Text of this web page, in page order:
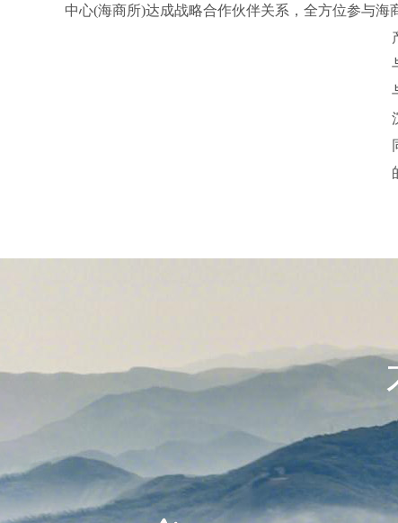
中心(海商所)达成战略合作伙伴关系，全方位参与海
产业项目投资和沉香
与广东省科学院海南产业技
与国家南繁科研育种基地合作，
沉香良种繁育
同时，还在基地与中国热带生物
的全方位合